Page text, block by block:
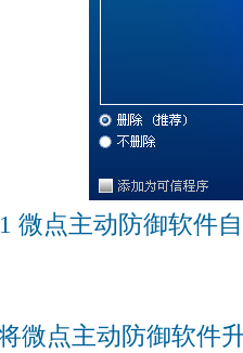
微点主动防御软件
微点主动防御软件